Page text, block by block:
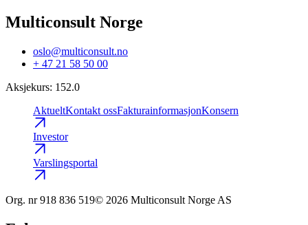
Multiconsult Norge
oslo@multiconsult.no
+ 47 21 58 50 00
Aksjekurs: 152.0
AktueltKontakt ossFakturainformasjonKonsern
Investor
Varslingsportal
Org. nr 918 836 519© 2026 Multiconsult Norge AS